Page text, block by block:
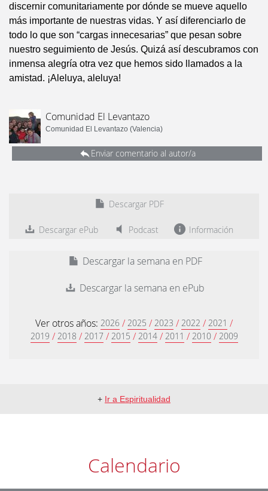
discernir comunitariamente por dónde se mueve aquello
más importante de nuestras vidas. Y así diferenciarlo de
todo lo que son “cargas innecesarias” que pesan sobre
nuestro seguimiento de Jesús. Quizá así descubramos con
inmensa alegría otra vez que hemos sido llamados a la
amistad. ¡Aleluya, aleluya!
Comunidad El Levantazo
Comunidad El Levantazo (Valencia)
Enviar comentario al autor/a
Descargar PDF
Descargar ePub Podcast Información
Descargar la semana en PDF
Descargar la semana en ePub
Ver otros años: 2026 / 2025 / 2023 / 2022 / 2021 /
2019 / 2018 / 2017 / 2015 / 2014 / 2011 / 2010 / 2009
+ Ir a Espiritualidad
Calendario